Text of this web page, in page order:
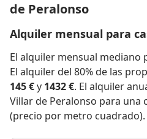
de Peralonso
Alquiler mensual para
El alquiler mensual mediano
El alquiler del 80% de las
145 €y 1432 €. El alquiler
Villar de Peralonso para una
(precio por metro cuadrado).